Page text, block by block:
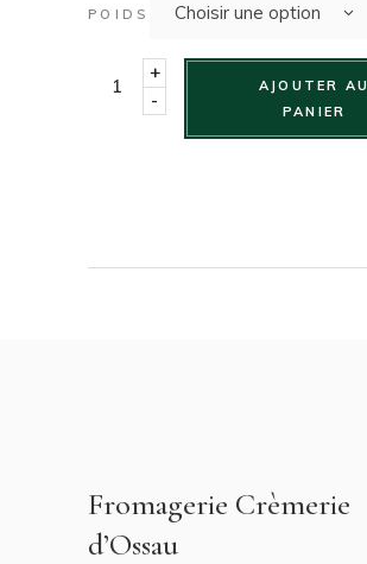
POIDS Choisir une option
-
+
AJOUTER AU
PANIER
Fromagerie Crèmerie
d’Ossau